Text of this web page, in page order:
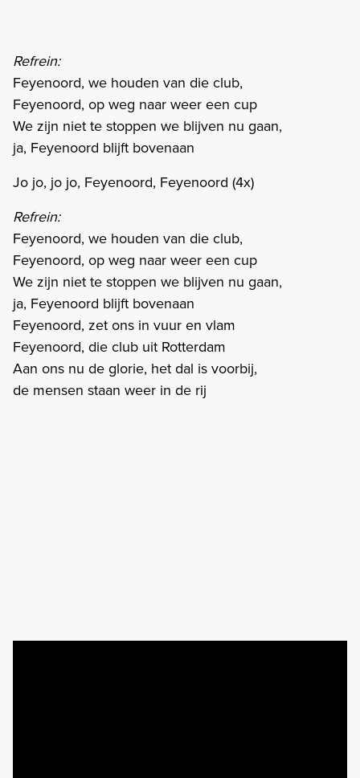
Refrein:
Feyenoord, we houden van die club,
Feyenoord, op weg naar weer een cup
We zijn niet te stoppen we blijven nu gaan,
ja, Feyenoord blijft bovenaan
Jo jo, jo jo, Feyenoord, Feyenoord (4x)
Refrein:
Feyenoord, we houden van die club,
Feyenoord, op weg naar weer een cup
We zijn niet te stoppen we blijven nu gaan,
ja, Feyenoord blijft bovenaan
Feyenoord, zet ons in vuur en vlam
Feyenoord, die club uit Rotterdam
Aan ons nu de glorie, het dal is voorbij,
de mensen staan weer in de rij